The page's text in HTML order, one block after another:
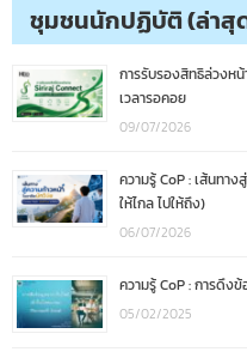
ชุมชนนักปฏิบัติ (ล่าสุ
การรับรองสิทธิล่วงห
เวลารอคอย
09/07/2026
ความรู้ CoP : เส้นทา
ให้ไกล ไปให้ถึง)
06/07/2026
ความรู้ CoP : การดึง
05/02/2025